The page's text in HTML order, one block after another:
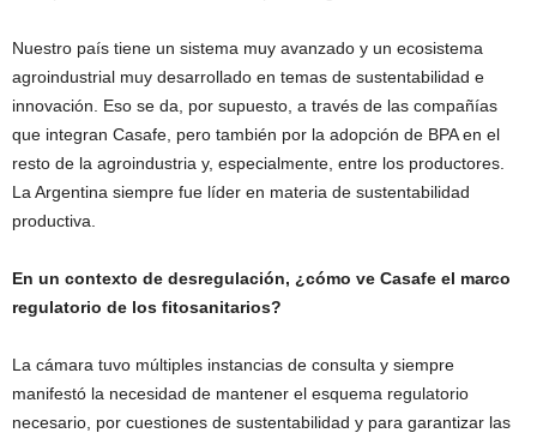
Nuestro país tiene un sistema muy avanzado y un ecosistema
agroindustrial muy desarrollado en temas de sustentabilidad e
innovación. Eso se da, por supuesto, a través de las compañías
que integran Casafe, pero también por la adopción de BPA en el
resto de la agroindustria y, especialmente, entre los productores.
La Argentina siempre fue líder en materia de sustentabilidad
productiva.
En un contexto de desregulación, ¿cómo ve Casafe el marco
regulatorio de los fitosanitarios?
La cámara tuvo múltiples instancias de consulta y siempre
manifestó la necesidad de mantener el esquema regulatorio
necesario, por cuestiones de sustentabilidad y para garantizar las